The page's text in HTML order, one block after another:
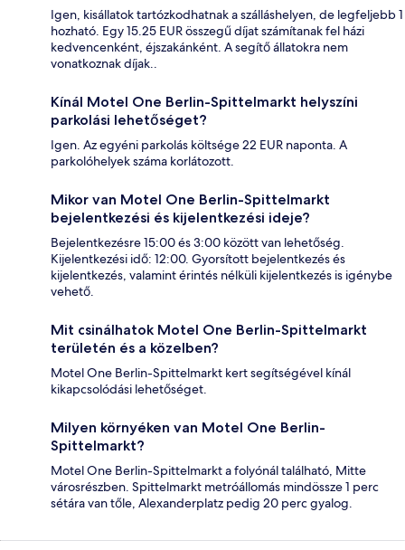
Igen, kisállatok tartózkodhatnak a szálláshelyen, de legfeljebb 1
hozható. Egy 15.25 EUR összegű díjat számítanak fel házi
kedvencenként, éjszakánként. A segítő állatokra nem
vonatkoznak díjak..
Kínál Motel One Berlin-Spittelmarkt helyszíni
parkolási lehetőséget?
Igen. Az egyéni parkolás költsége 22 EUR naponta. A
parkolóhelyek száma korlátozott.
Mikor van Motel One Berlin-Spittelmarkt
bejelentkezési és kijelentkezési ideje?
Bejelentkezésre 15:00 és 3:00 között van lehetőség.
Kijelentkezési idő: 12:00. Gyorsított bejelentkezés és
kijelentkezés, valamint érintés nélküli kijelentkezés is igénybe
vehető.
Mit csinálhatok Motel One Berlin-Spittelmarkt
területén és a közelben?
Motel One Berlin-Spittelmarkt kert segítségével kínál
kikapcsolódási lehetőséget.
Milyen környéken van Motel One Berlin-
Spittelmarkt?
Motel One Berlin-Spittelmarkt a folyónál található, Mitte
városrészben. Spittelmarkt metróállomás mindössze 1 perc
sétára van tőle, Alexanderplatz pedig 20 perc gyalog.